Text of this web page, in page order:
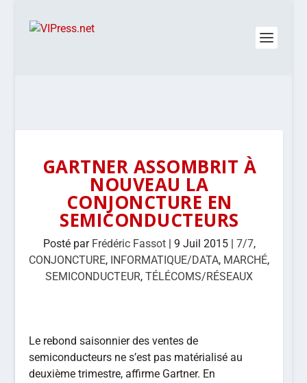
GARTNER ASSOMBRIT À
NOUVEAU LA
CONJONCTURE EN
SEMICONDUCTEURS
Posté par Frédéric Fassot| 9 Juil 2015| 7/7,
CONJONCTURE, INFORMATIQUE/DATA, MARCHÉ,
SEMICONDUCTEUR,TÉLÉCOMS/RÉSEAUX
Le rebond saisonnier des ventes de
semiconducteurs ne s’est pas matérialisé au
deuxième trimestre, affirme Gartner. En